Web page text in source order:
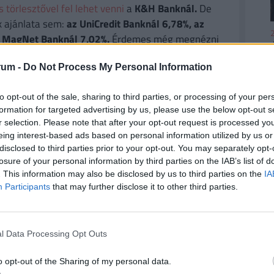
- Do Not Process My Personal Information
opt-out of the sale, sharing to third parties, or processing of your
for targeted advertising by us, please use the below opt-out
selection. Please note that after your opt-out request is processed
interest-based ads based on personal information utilized by us
to third parties prior to your opt-out. You may separately
of your personal information by third parties on the IAB’s list of
This information may also be disclosed by us to third parties on the
Participants that may further disclose it to other third parties.
Data Processing Opt Outs
opt-out of the Sharing of my personal data.
törlesztővel fel lehet venni a K&H Banknál.De
ajánlata sem:az UniCredit Banknál 6,78%, az
Banknál 7,02%.Érdemes még megnézni
kalkulációt végezni, saját preferenciáink
Ehhez keresd fel aPénzcentrum kalkulátorát.
a Pénzcentrum jövőjét!
rövid, anonim kérdőívvel szeretnénk jobban
érdekelnek, és miben fejlődhetnénk tovább.
sőt akár új szolgáltatásokat is
pénzügyi döntéseidben. A kitöltés
segítség számunkra.